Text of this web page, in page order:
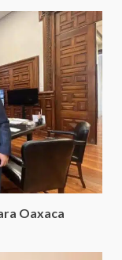
Oaxaca
de Oaxaca
maltrato
ciudadana
en Baja
por
de